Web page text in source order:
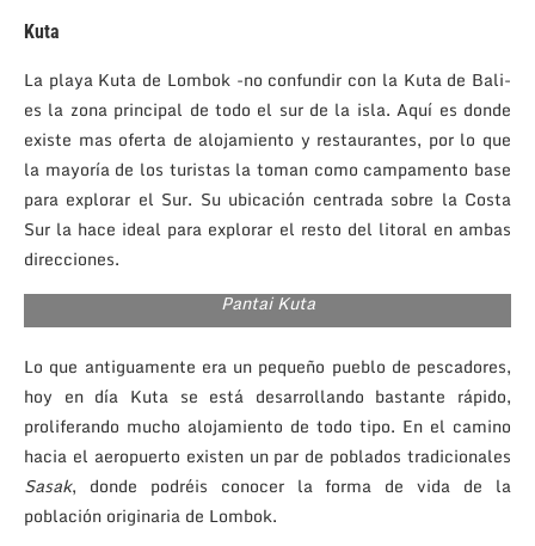
Kuta
La playa Kuta de Lombok -no confundir con la Kuta de Bali-
es la zona principal de todo el sur de la isla. Aquí es donde
existe mas oferta de alojamiento y restaurantes, por lo que
la mayoría de los turistas la toman como campamento base
para explorar el Sur. Su ubicación centrada sobre la Costa
Sur la hace ideal para explorar el resto del litoral en ambas
direcciones.
Pantai Kuta
Lo que antiguamente era un pequeño pueblo de pescadores,
hoy en día Kuta se está desarrollando bastante rápido,
proliferando mucho alojamiento de todo tipo. En el camino
hacia el aeropuerto existen un par de poblados tradicionales
Sasak, donde podréis conocer la forma de vida de la
población originaria de Lombok.